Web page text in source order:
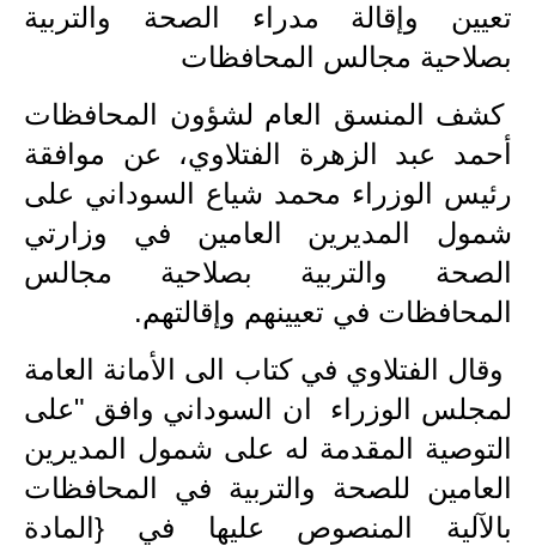
الاخبار الاقتصادية
الاخبار الرياضية
المدارس
اخبار وقرارات وزارة التربية
نتائج الامتحانات
المرحلة الابتدائية
المرحلة المتوسطة
المرحلة الاعدادية
اسئلة وزارية
المرحلة الابتدائية
تعيين وإقالة مدراء الصحة والتربية
بصلاحية مجالس المحافظات
كشف المنسق العام لشؤون المحافظات
أحمد عبد الزهرة الفتلاوي، عن موافقة
رئيس الوزراء محمد شياع السوداني على
شمول المديرين العامين في وزارتي
الصحة والتربية بصلاحية مجالس
المحافظات في تعيينهم وإقالتهم.
وقال الفتلاوي في كتاب الى الأمانة العامة
لمجلس الوزراء ان السوداني وافق "على
التوصية المقدمة له على شمول المديرين
العامين للصحة والتربية في المحافظات
بالآلية المنصوص عليها في {المادة